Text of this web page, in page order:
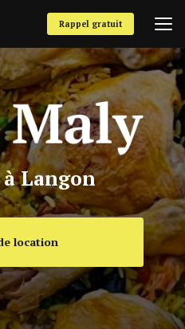
Rappel gratuit
Langon
location